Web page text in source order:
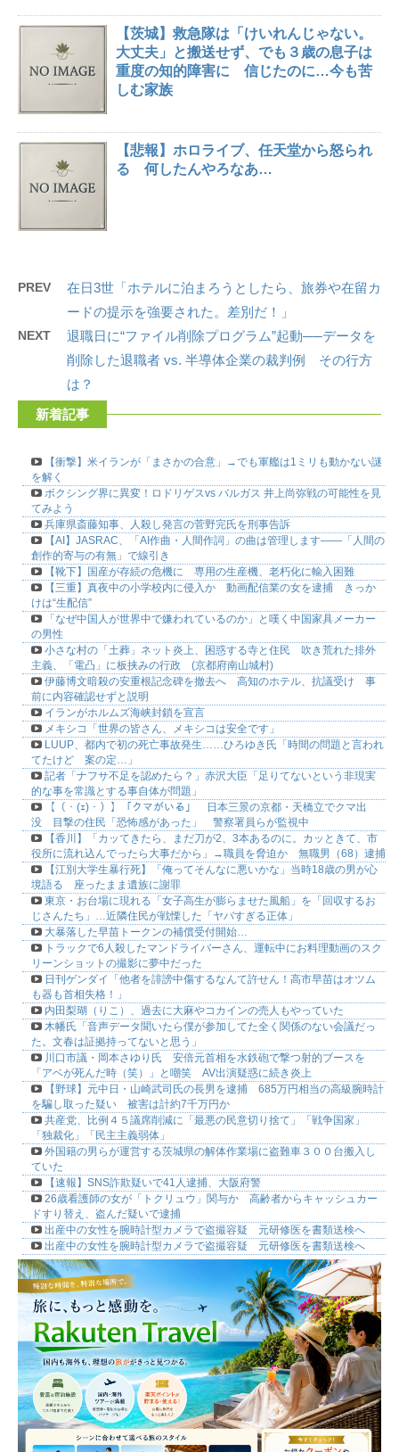
【茨城】救急隊は「けいれんじゃない。
大丈夫」と搬送せず、でも３歳の息子は
重度の知的障害に 信じたのに…今も苦
しむ家族
【悲報】ホロライブ、任天堂から怒られ
る 何したんやろなあ…
PREV
在日3世「ホテルに泊まろうとしたら、旅券や在留カ
ードの提示を強要された。差別だ！」
NEXT
退職日に“ファイル削除プログラム”起動──データを
削除した退職者 vs. 半導体企業の裁判例 その行方
は？
新着記事
【衝撃】米イランが「まさかの合意」→でも軍艦は1ミリも動かない謎
を解く
ボクシング界に異変！ロドリゲスvs バルガス 井上尚弥戦の可能性を見
てみよう
兵庫県斎藤知事、人殺し発言の菅野完氏を刑事告訴
【AI】JASRAC、「AI作曲・人間作詞」の曲は管理します――「人間の
創作的寄与の有無」で線引き
【靴下】国産が存続の危機に 専用の生産機、老朽化に輸入困難
【三重】真夜中の小学校内に侵入か 動画配信業の女を逮捕 きっか
けは“生配信”
「なぜ中国人が世界中で嫌われているのか」と嘆く中国家具メーカー
の男性
小さな村の「土葬」ネット炎上、困惑する寺と住民 吹き荒れた排外
主義、「電凸」に板挟みの行政 (京都府南山城村)
伊藤博文暗殺の安重根記念碑を撤去へ 高知のホテル、抗議受け 事
前に内容確認せずと説明
イランがホルムズ海峡封鎖を宣言
メキシコ「世界の皆さん、メキシコは安全です」
LUUP、都内で初の死亡事故発生……ひろゆき氏「時間の問題と言われ
てたけど 案の定…」
記者「ナフサ不足を認めたら？」赤沢大臣「足りてないという非現実
的な事を常識とする事自体が問題」
【（・(ｪ)・）】「クマがいる」 日本三景の京都・天橋立でクマ出
没 目撃の住民「恐怖感があった」 警察署員らが監視中
【香川】「カッてきたら、まだ刀が2、3本あるのに。カッときて、市
役所に流れ込んでったら大事だから」→職員を脅迫か 無職男（68）逮捕
【江別大学生暴行死】「俺ってそんなに悪いかな」当時18歳の男が心
境語る 座ったまま遺族に謝罪
東京・お台場に現れる「女子高生が膨らませた風船」を「回収するお
じさんたち」…近隣住民が戦慄した「ヤバすぎる正体」
大暴落した早苗トークンの補償受付開始…
トラックで6人殺したマンドライバーさん、運転中にお料理動画のスク
リーンショットの撮影に夢中だった
日刊ゲンダイ「他者を誹謗中傷するなんて許せん！高市早苗はオツム
も器も首相失格！」
内田梨瑚（りこ）、過去に大麻やコカインの売人もやっていた
木幡氏「音声データ聞いたら僕が参加してた全く関係のない会議だっ
た。文春は証拠持ってないと思う」
川口市議・岡本さゆり氏 安倍元首相を水鉄砲で撃つ射的ブースを
「アベが死んだ時（笑）」と嘲笑 AV出演疑惑に続き炎上
【野球】元中日・山崎武司氏の長男を逮捕 685万円相当の高級腕時計
を騙し取った疑い 被害は計約7千万円か
共産党、比例４５議席削減に「最悪の民意切り捨て」「戦争国家」
「独裁化」「民主主義弱体」
外国籍の男らが運営する茨城県の解体作業場に盗難車３００台搬入し
ていた
【速報】SNS詐欺疑いで41人逮捕、大阪府警
26歳看護師の女が「トクリュウ」関与か 高齢者からキャッシュカー
ドすり替え、盗んだ疑いで逮捕
出産中の女性を腕時計型カメラで盗撮容疑 元研修医を書類送検へ
出産中の女性を腕時計型カメラで盗撮容疑 元研修医を書類送検へ